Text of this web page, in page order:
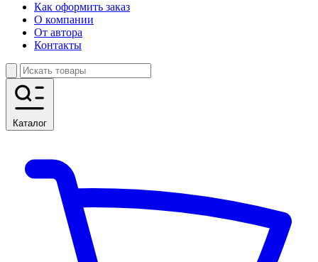
Как оформить заказ
О компании
От автора
Контакты
Каталог